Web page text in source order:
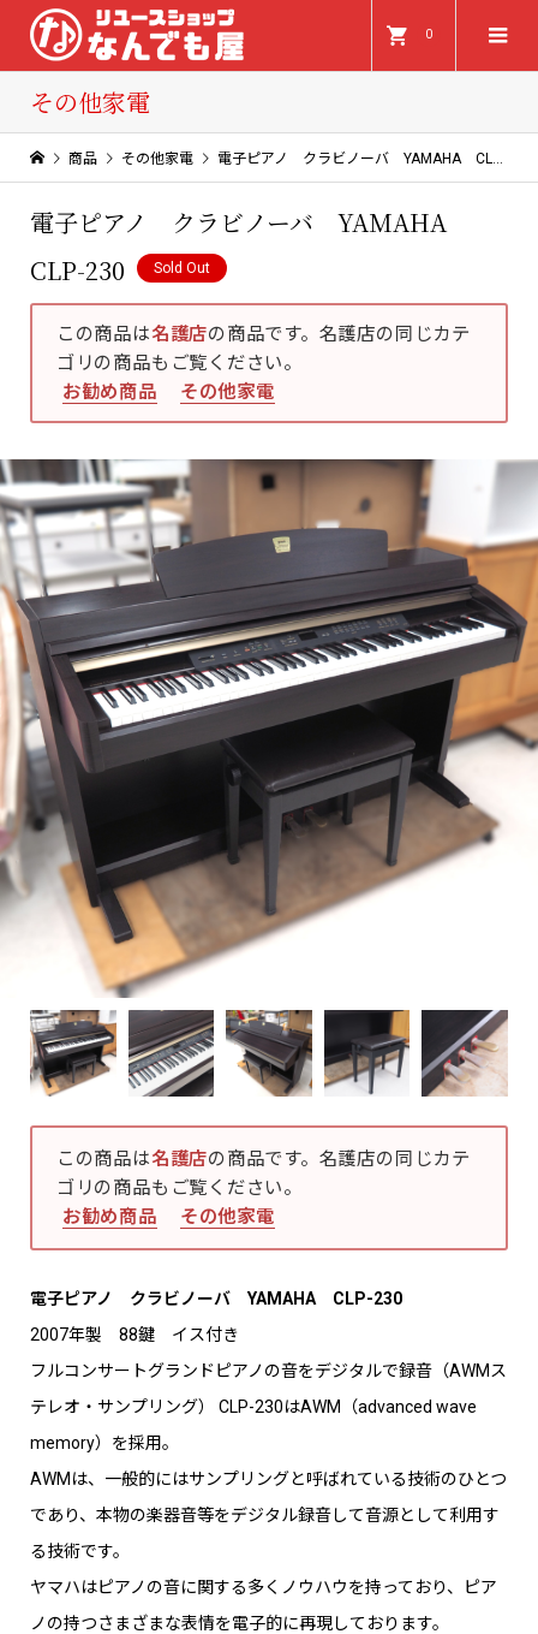
0
その他家電
商品 その他家電 電子ピアノ クラビノーバ YAMAHA CLP-230
電子ピアノ クラビノーバ YAMAHA
CLP-230
Sold Out
この商品は名護店の商品です。名護店の同じカテ
ゴリの商品もご覧ください。
お勧め商品
その他家電
この商品は名護店の商品です。名護店の同じカテ
ゴリの商品もご覧ください。
お勧め商品
その他家電
電子ピアノ クラビノーバ YAMAHA CLP-230
2007年製 88鍵 イス付き
フルコンサートグランドピアノの音をデジタルで録音（AWMス
テレオ・サンプリング） CLP-230はAWM（advanced wave
memory）を採用。
AWMは、一般的にはサンプリングと呼ばれている技術のひとつ
であり、本物の楽器音等をデジタル録音して音源として利用す
る技術です。
ヤマハはピアノの音に関する多くノウハウを持っており、ピア
ノの持つさまざまな表情を電子的に再現しております。